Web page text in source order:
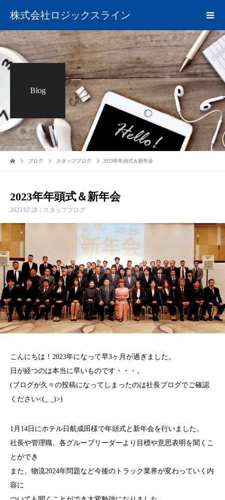
株式会社ロジックスライン
Blog
ブログ スタッフブログ 2023年年頭式＆新年会
2023年年頭式＆新年会
2023.02.28 スタッフブログ
こんにちは！2023年になって早3ヶ月が過ぎました。
日が経つのは本当に早いものです・・・。
(ブログが久々の投稿になってしまったのは社長ブログでご確認
ください<(_ _)>)
1月14日にホテル日航成田様で年頭式と新年会を行いました。
社長や管理職、各グループリーダーより目標や意思表明を聞くこ
とができ
また、物流2024年問題など今後のトラック業界が変わっていく内
容に